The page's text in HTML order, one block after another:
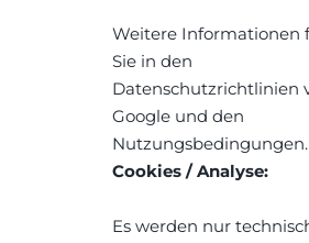
Weitere Informationen
Sie in den
Datenschutzrichtlinien
Google und den
Nutzungsbedingungen.
Cookies / Analyse:
Es werden nur